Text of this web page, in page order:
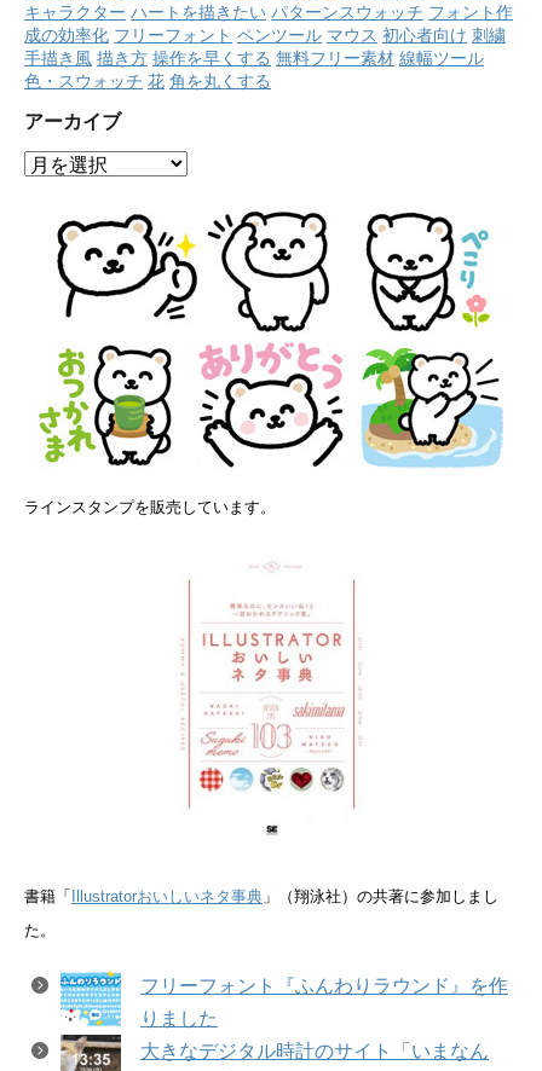
キャラクター ハートを描きたい パターンスウォッチ フォント作
成の効率化 フリーフォント ペンツール マウス 初心者向け 刺繍
手描き風 描き方 操作を早くする 無料フリー素材 線幅ツール
色・スウォッチ 花 角を丸くする
アーカイブ
ア
ラインスタンプを販売しています。
書籍「Illustratorおいしいネタ事典 」（翔泳社）の共著に参加しまし
た。
フリーフォント『ふんわりラウンド』を作
りました
大きなデジタル時計のサイト「いまなん